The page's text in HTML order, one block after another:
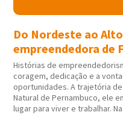
Do Nordeste ao
empreendedora de
Histórias de
coragem, dedicação e a
oportunidades. A trajetória
Natural de Pernambuco, ele
lugar para viver e trabalhar.